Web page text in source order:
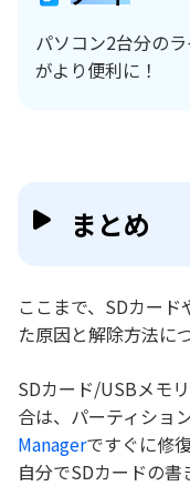
パソコン2台分の
がより便利に！
まとめ
ここまで、SDカー
た原因と解除方法に
SDカード/USBメモ
合は、パーティショ
Managerですぐに修
自分でSDカードの書